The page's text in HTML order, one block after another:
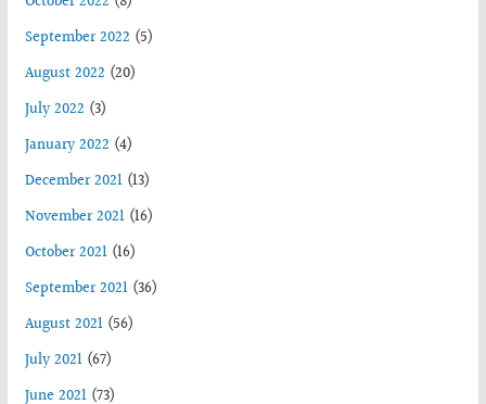
September 2022 (5)
August 2022 (20)
July 2022 (3)
January 2022 (4)
December 2021(13)
November 2021(16)
October 2021(16)
September 2021(36)
August 2021(56)
July 2021(67)
June 2021(73)